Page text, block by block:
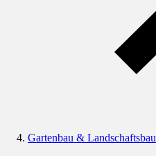
Gartenbau & Landschaftsbau